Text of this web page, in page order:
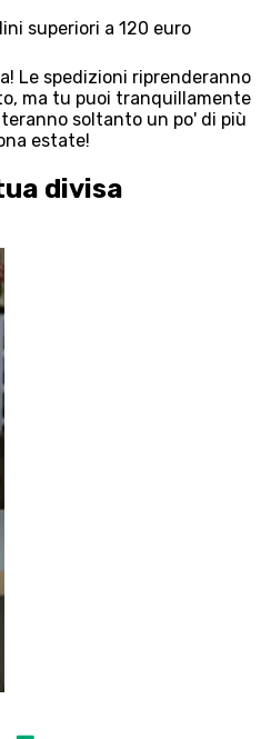
superiori a 120 euro
Le spedizioni riprenderanno
ma tu puoi tranquillamente
soltanto un po' di più
estate!
divisa